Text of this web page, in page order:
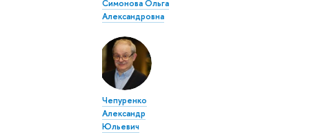
Симонова Ольга
Александровна
Чепуренко
Александр
Юльевич